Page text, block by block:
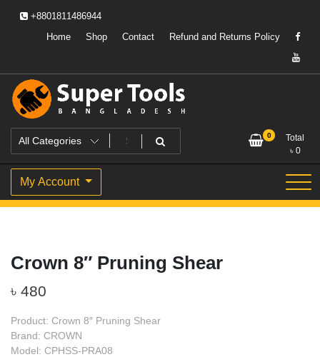
+8801811486944
Home
Shop Contact Refund and Returns Policy
Super Tools Bangladesh
Powering Professionals. Building Bangladesh.
0
Total
৳ 0
My Account
Crown 8″ Pruning Shear
৳ 480
Product: Crown 8″ Pruning Shear
Brand: CROWN
Model: CPHSS-PRA08